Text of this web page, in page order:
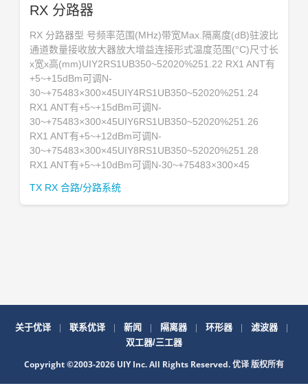
RX 分路器
RX 分路器型 号频率范围(MHz)带宽Max.隔离度(dB)驻波比
通道数量接收放大器放大增益连接形式温度范围(°C)尺寸长
x宽x高(mm)UIY2RS1UB350~52020%251.22 RX1 ANT有
+5~+15dBm可调N-
30~+75483×300×45UIY4RS1UB350~52020%251.24
RX1 ANT有+5~+15dBm可调N-
30~+75483×300×45UIY6RS1UB350~52020%251.26
RX1 ANT有+5~+12dBm可调N-
30~+75483×300×45UIY8RS1UB350~52020%251.28
RX1 ANT有+5~+10dBm可调N-30~+75483×300×45
TX RX 合路/分路系统
关于优译 | 联系优译 | 新闻 | 隔离器 | 环形器 | 滤波器 |
双工器/三工器
Copyright ©2003-2026 UIY Inc. All Rights Reserved. 优译 版权所有